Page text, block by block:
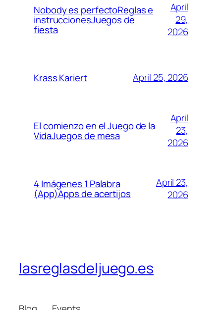
Nobody es perfectoReglas e
instruccionesJuegos de
fiesta
April
29,
2026
Krass Kariert April 25, 2026
El comienzo en el Juego de la
VidaJuegos de mesa
April
23,
2026
4 Imágenes 1 Palabra
(App)Apps de acertijos
April 23,
2026
lasreglasdeljuego.es